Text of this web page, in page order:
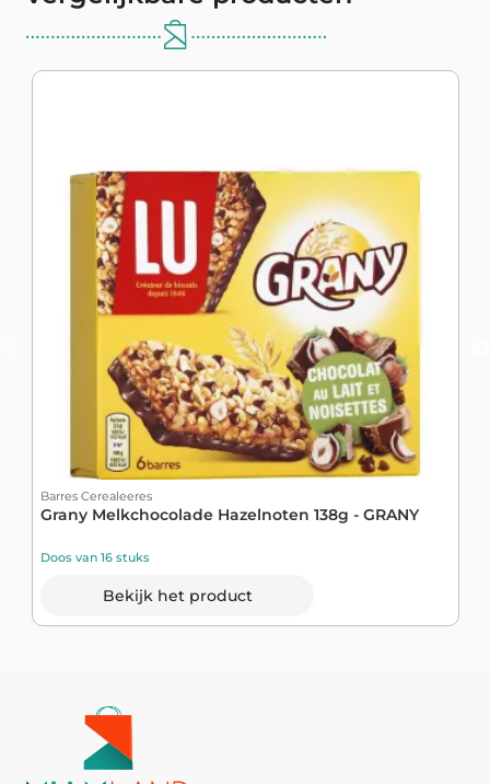
Barres Cerealeeres
Grany Melkchocolade Hazelnoten 138g - GRANY
Doos van 16 stuks
Bekijk het product